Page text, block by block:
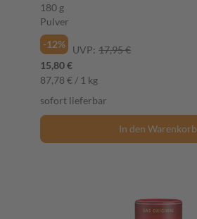
180 g
Pulver
-12%
UVP: 17,95 €
15,80 €
87,78 € / 1 kg
sofort lieferbar
In den Warenkorb